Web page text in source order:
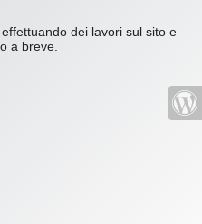
dei lavori sul sito e
a breve.